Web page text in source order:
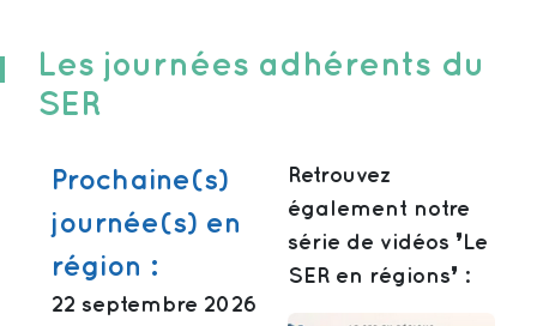
Les journées adhérents du
SER
Prochaine(s)
journée(s) en
région :
22 septembre 2026
Retrouvez
également notre
série de vidéos ❜Le
SER en régions❜ :